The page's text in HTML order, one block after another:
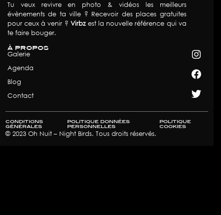
Tu veux revivre en photo & vidéos les meilleurs
évènements de ta ville ? Recevoir des places gratuites
pour ceux à venir ? Virbzest la nouvelle référence qui va
te faire bouger.
à propos
Galerie
Agenda
Blog
Contact
conditions
générales
politique données
personnelles
politique
cookies​
© 2023 Oh Nuit – Night Birds. Tous droits réservés.